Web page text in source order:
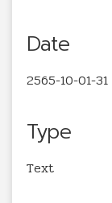
Date
2565-10-01-31
Type
Text